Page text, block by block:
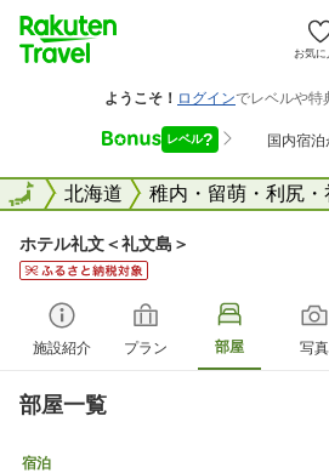
お気に
全国北海道 稚内・留萌・利尻・
全国
ホテル礼文＜礼文島＞
施設紹介 プラン 部屋 写真
部屋一覧
宿泊